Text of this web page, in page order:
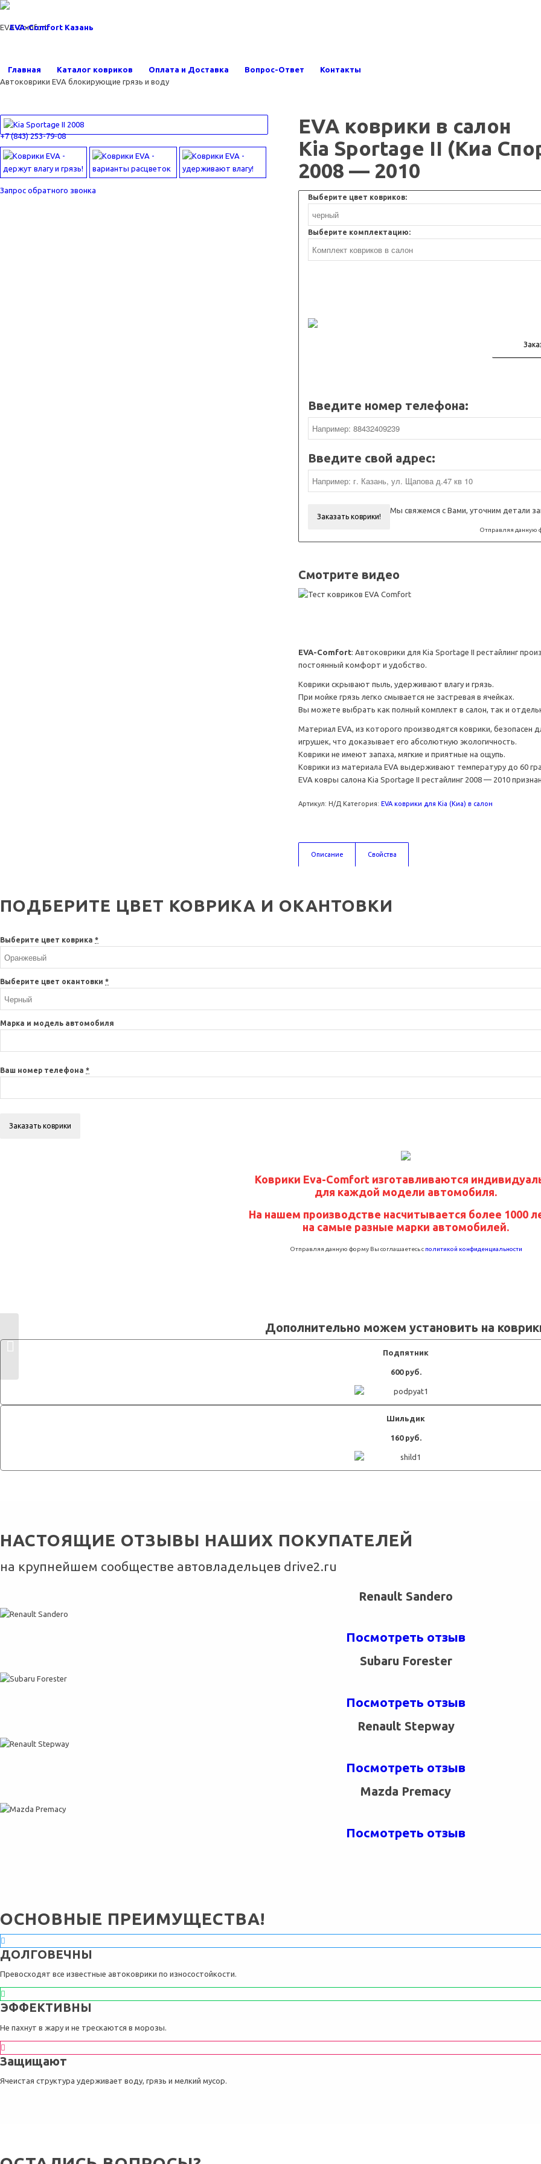
EVA-Comfort
Автоковрики EVA блокирующие грязь и воду
+7 (843) 253-79-08
Запрос обратного звонка
Главная Каталог ковриков Оплата и Доставка Вопрос-Ответ Контакты
EVA коврики в салон
Kia Sportage II (Киа
2008 — 2010
Выберите цвет ковриков:
Выберите комплектацию:
Введите номер телефона:
Введите свой адрес:
Заказать коврики!
Мы свяжемся с Вами, уточним детали
Отправляя данную
Смотрите видео
EVA-Comfort: Автоковрики для Kia Sportage II рестайлинг
постоянный комфорт и удобство.
Коврики скрывают пыль, удерживают влагу и грязь.
При мойке грязь легко смывается не застревая в ячейках.
Вы можете выбрать как полный комплект в салон, так и
Материал EVA, из которого производятся коврики, безопасен
игрушек, что доказывает его абсолютную экологичность.
Коврики не имеют запаха, мягкие и приятные на ощупь.
Коврики из материала EVA выдерживают температуру до 60
EVA ковры салона Kia Sportage II рестайлинг 2008 — 2010
Артикул: Н/Д Категория: EVA коврики для Kia (Киа) в салон
Описание Свойства
ПОДБЕРИТЕ ЦВЕТ КОВРИКА И ОКАНТОВКИ
Выберите цвет коврика *
Выберите цвет окантовки *
Марка и модель автомобиля
Ваш номер телефона *
Коврики Eva-Comfort изготавливаются
для каждой модели автомобиля.
На нашем производстве насчитывается более 1000
на самые разные марки автомобилей.
Отправляя данную форму Вы соглашаетесь с политикой конфиденциальности
Дополнительно можем установить на
Подпятник
600 руб.
Шильдик
160 руб.
НАСТОЯЩИЕ ОТЗЫВЫ НАШИХ ПОКУПАТЕЛЕЙ
на крупнейшем сообществе автовладельцев drive2.ru
Renault Sandero
Посмотреть отзыв
Subaru Forester
Посмотреть отзыв
Renault Stepway
Посмотреть отзыв
Mazda Premacy
Посмотреть отзыв
ОСНОВНЫЕ ПРЕИМУЩЕСТВА!
ДОЛГОВЕЧНЫ
Превосходят все известные автоковрики по износостойкости.
ЭФФЕКТИВНЫ
Не пахнут в жару и не трескаются в морозы.
Защищают
Ячеистая структура удерживает воду, грязь и мелкий мусор.
Jaguar XF II от 2015 г.в.